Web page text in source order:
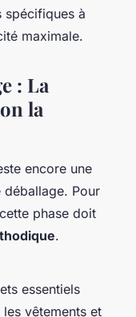
spécifiques à
maximale.
: La
la
encore une
Pour
phase doit
.
essentiels
vêtements et